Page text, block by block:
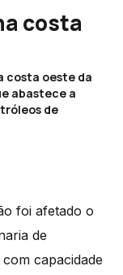
costa
costa oeste da
abastece a
de
foi afetado o
de
capacidade